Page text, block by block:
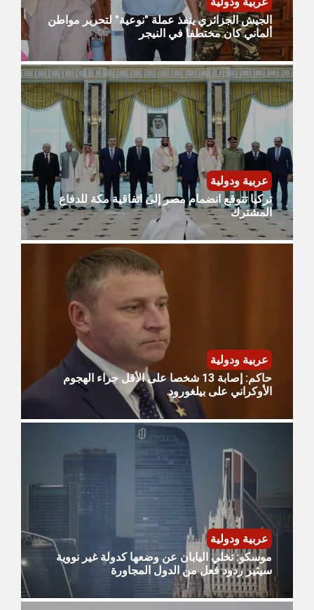
الجيش الجزائري ينفذ عملة "نوعية" لتحرير مواطن
ألماني كان مختطفا في النيجر
عربية ودولية
تركيا تتوقع انضمام مصر إلى اتفاقية مكة للدفاع
المشترك
عربية ودولية
حاكم: إصابة 13 شخصا على الأقل جراء الهجوم
الأوكراني على بيلغورود
عربية ودولية
موسكو: تخلي اليابان عن وضعها كدولة غير نووية
سيثير ردود فعل من الدول المجاورة